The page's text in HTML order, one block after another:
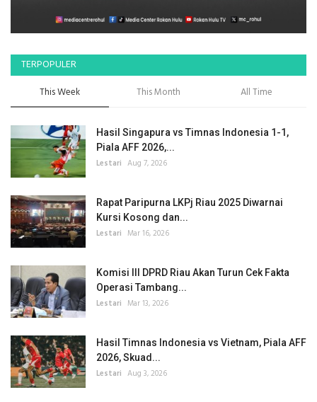
TERPOPULER
This Week This Month All Time
Hasil Singapura vs Timnas Indonesia 1-1,
Piala AFF 2026,...
Lestari Aug 7, 2026
Rapat Paripurna LKPj Riau 2025 Diwarnai
Kursi Kosong dan...
Lestari Mar 16, 2026
Komisi III DPRD Riau Akan Turun Cek Fakta
Operasi Tambang...
Lestari Mar 13, 2026
Hasil Timnas Indonesia vs Vietnam, Piala AFF
2026, Skuad...
Lestari Aug 3, 2026